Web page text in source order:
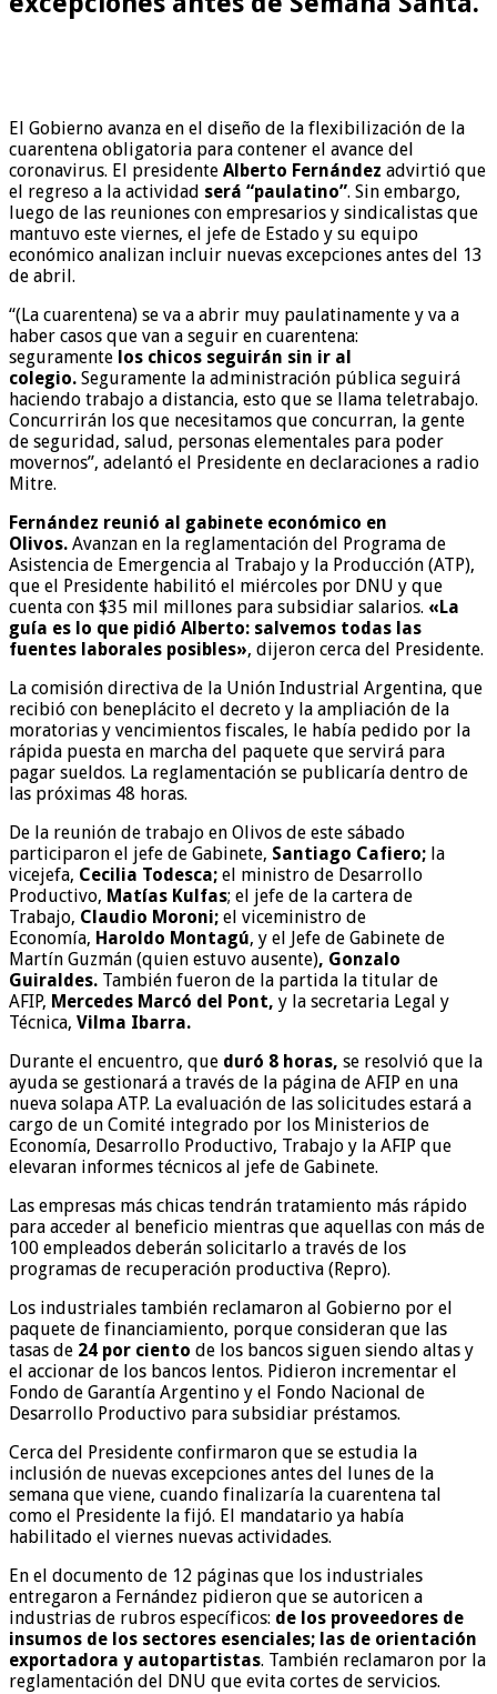
El Gobierno avanza en el diseño de la flexibilización de la
cuarentena obligatoria para contener el avance del
coronavirus. El presidente Alberto Fernández advirtió que
el regreso a la actividad será “paulatino”. Sin embargo,
luego de las reuniones con empresarios y sindicalistas que
mantuvo este viernes, el jefe de Estado y su equipo
económico analizan incluir nuevas excepciones antes del 13
de abril.
“(La cuarentena) se va a abrir muy paulatinamente y va a
haber casos que van a seguir en cuarentena:
seguramente los chicos seguirán sin ir al
colegio. Seguramente la administración pública seguirá
haciendo trabajo a distancia, esto que se llama teletrabajo.
Concurrirán los que necesitamos que concurran, la gente
de seguridad, salud, personas elementales para poder
movernos”, adelantó el Presidente en declaraciones a radio
Mitre.
Fernández reunió al gabinete económico en
Olivos. Avanzan en la reglamentación del Programa de
Asistencia de Emergencia al Trabajo y la Producción (ATP),
que el Presidente habilitó el miércoles por DNU y que
cuenta con $35 mil millones para subsidiar salarios. «La
guía es lo que pidió Alberto: salvemos todas las
fuentes laborales posibles», dijeron cerca del Presidente.
La comisión directiva de la Unión Industrial Argentina, que
recibió con beneplácito el decreto y la ampliación de la
moratorias y vencimientos fiscales, le había pedido por la
rápida puesta en marcha del paquete que servirá para
pagar sueldos. La reglamentación se publicaría dentro de
las próximas 48 horas.
De la reunión de trabajo en Olivos de este sábado
participaron el jefe de Gabinete, Santiago Cafiero; la
vicejefa, Cecilia Todesca; el ministro de Desarrollo
Productivo, Matías Kulfas; el jefe de la cartera de
Trabajo, Claudio Moroni; el viceministro de
Economía, Haroldo Montagú, y el Jefe de Gabinete de
Martín Guzmán (quien estuvo ausente), Gonzalo
Guiraldes. También fueron de la partida la titular de
AFIP, Mercedes Marcó del Pont, y la secretaria Legal y
Técnica, Vilma Ibarra.
Durante el encuentro, que duró 8 horas, se resolvió que la
ayuda se gestionará a través de la página de AFIP en una
nueva solapa ATP. La evaluación de las solicitudes estará a
cargo de un Comité integrado por los Ministerios de
Economía, Desarrollo Productivo, Trabajo y la AFIP que
elevaran informes técnicos al jefe de Gabinete.
Las empresas más chicas tendrán tratamiento más rápido
para acceder al beneficio mientras que aquellas con más de
100 empleados deberán solicitarlo a través de los
programas de recuperación productiva (Repro).
Los industriales también reclamaron al Gobierno por el
paquete de financiamiento, porque consideran que las
tasas de 24 por ciento de los bancos siguen siendo altas y
el accionar de los bancos lentos. Pidieron incrementar el
Fondo de Garantía Argentino y el Fondo Nacional de
Desarrollo Productivo para subsidiar préstamos.
Cerca del Presidente confirmaron que se estudia la
inclusión de nuevas excepciones antes del lunes de la
semana que viene, cuando finalizaría la cuarentena tal
como el Presidente la fijó. El mandatario ya había
habilitado el viernes nuevas actividades.
En el documento de 12 páginas que los industriales
entregaron a Fernández pidieron que se autoricen a
industrias de rubros específicos: de los proveedores de
insumos de los sectores esenciales; las de orientación
exportadora y autopartistas. También reclamaron por la
reglamentación del DNU que evita cortes de servicios.